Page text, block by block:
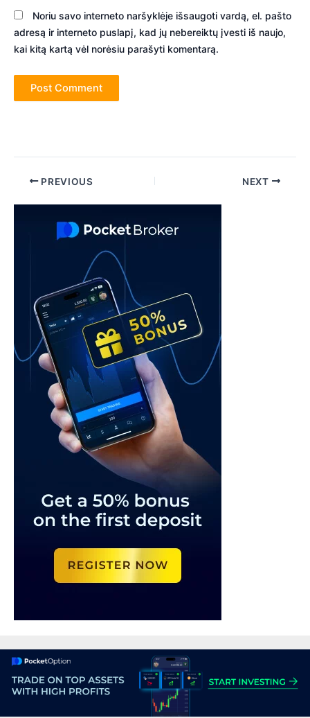
Noriu savo interneto naršyklėje išsaugoti vardą, el. pašto
adresą ir interneto puslapį, kad jų nebereiktų įvesti iš naujo,
kai kitą kartą vėl norėsiu parašyti komentarą.
Post PREVIOUS NEXT